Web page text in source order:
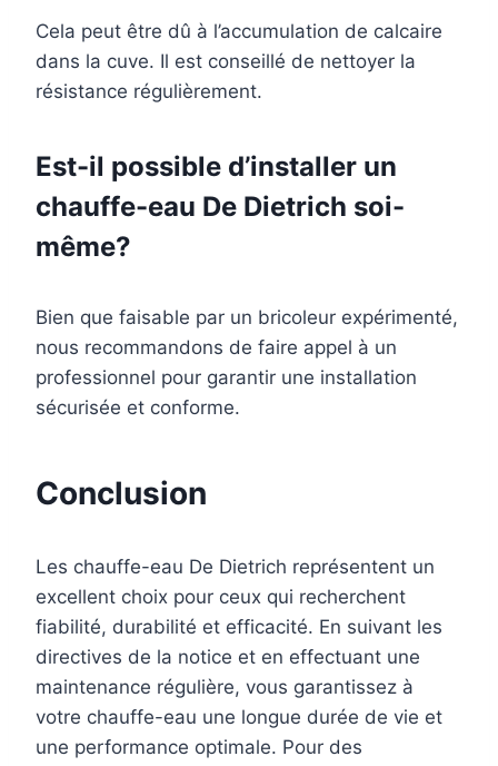
Cela peut être dû à l’accumulation de calcaire
dans la cuve. Il est conseillé de nettoyer la
résistance régulièrement.
Est-il possible d’installer un
chauffe-eau De Dietrich soi-
même?
Bien que faisable par un bricoleur expérimenté,
nous recommandons de faire appel à un
professionnel pour garantir une installation
sécurisée et conforme.
Conclusion
Les chauffe-eau De Dietrich représentent un
excellent choix pour ceux qui recherchent
fiabilité, durabilité et efficacité. En suivant les
directives de la notice et en effectuant une
maintenance régulière, vous garantissez à
votre chauffe-eau une longue durée de vie et
une performance optimale. Pour des